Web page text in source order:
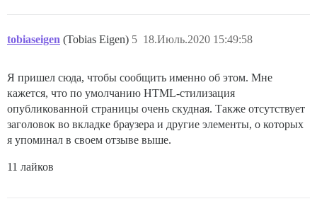
tobiaseigen (Tobias Eigen) 18.Июль.2020 15:49:58
5
Я пришел сюда, чтобы сообщить именно об этом. Мне
кажется, что по умолчанию HTML-стилизация
опубликованной страницы очень скудная. Также отсутствует
заголовок во вкладке браузера и другие элементы, о которых
я упоминал в своем отзыве выше.
11 лайков